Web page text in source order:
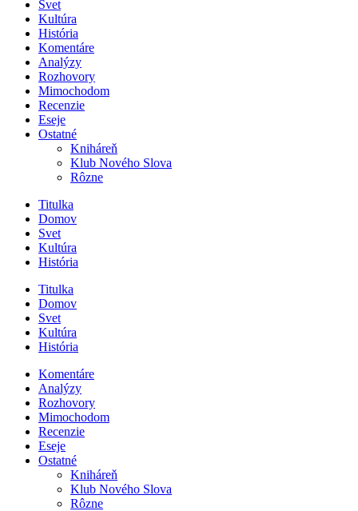
Svet
Kultúra
História
Komentáre
Analýzy
Rozhovory
Mimochodom
Recenzie
Eseje
Ostatné
Kniháreň
Klub Nového Slova
Rôzne
Titulka
Domov
Svet
Kultúra
História
Titulka
Domov
Svet
Kultúra
História
Komentáre
Analýzy
Rozhovory
Mimochodom
Recenzie
Eseje
Ostatné
Kniháreň
Klub Nového Slova
Rôzne